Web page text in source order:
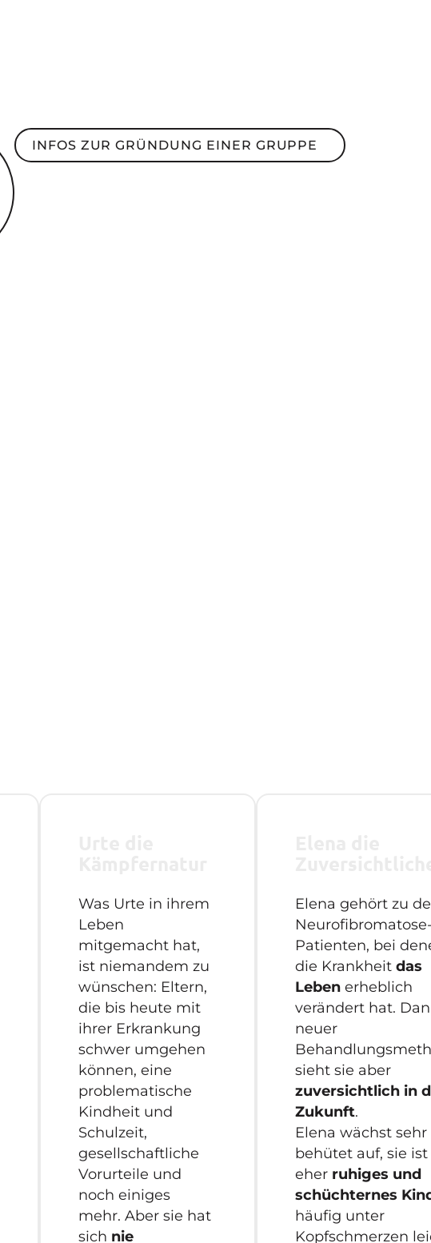
Infos zur Gründung einer Gruppe
INFOS ZUR GRÜNDUNG EINER GRUPPE
Was Urte in ihrem
Leben
mitgemacht hat,
ist niemandem zu
wünschen: Eltern,
die bis heute mit
ihrer Erkrankung
schwer umgehen
können, eine
problematische
Kindheit und
Schulzeit,
gesellschaftliche
Vorurteile und
noch einiges
mehr. Aber sie hat
sich nie
Elena gehört zu
Patienten, bei
die Krankheitdas
Leben erheblich
verändert hat.
neuer
sieht sie aber
zuversichtlich in
Zukunft.
Elena wächst sehr
behütet auf, sie
eher ruhiges und
schüchternes
häufig unter
Kopfschmerzen